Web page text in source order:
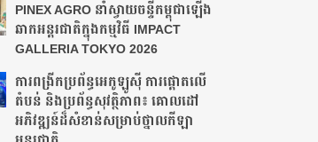
PINEX AGRO នាំ​ស្វាយចន្ទី​កម្ពុជា​ឡើង​
ឆាក​អន្តរជាតិ​​ក្នុង​កម្មវិធី​ IMPACT
GALLERIA TOKYO 2026
ការពង្រីកប្រព័ន្ធអេកូឡូស៊ី ការផ្តោតលើ
តំបន់ និងប្រព័ន្ធសុវត្ថិភាព៖ គោលដៅ
អភិវឌ្ឍន៍ដ៏សំខាន់សម្រាប់ថ្នាលកីឡា